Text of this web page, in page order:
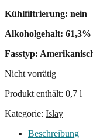
Kühlfiltrierung: nein
Alkoholgehalt: 61,3%
Fasstyp:
Nicht vorrätig
Produkt enthält: 0,7 l
Kategorie: Islay
Beschreibung